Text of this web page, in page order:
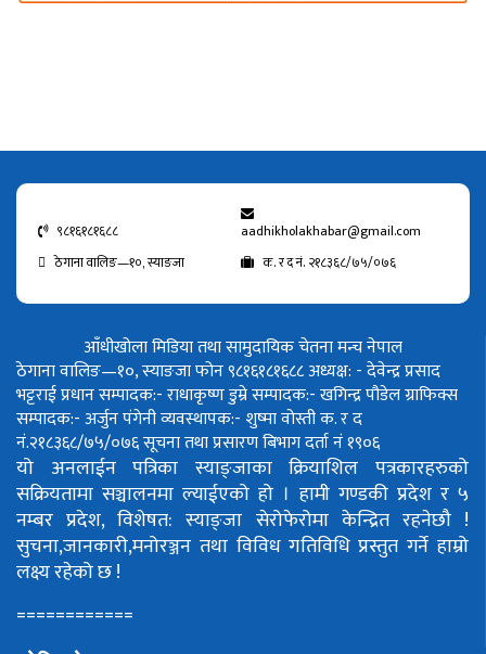
९८१६१८१६८८
aadhikholakhabar@gmail.com
ठेगाना वालिङ—१०, स्याङजा
क. र द नं. २१८३६८/७५/०७६
आँधीखोला मिडिया तथा सामुदायिक चेतना मन्च नेपाल
ठेगाना वालिङ—१०, स्याङजा फोन ९८१६१८१६८८अध्यक्ष: - देवेन्द्र प्रसाद
भट्टराईप्रधान सम्पादक:- राधाकृष्ण डुम्रेसम्पादक:- खगिन्द्र पौडेलग्राफिक्स
सम्पादक:- अर्जुन पंगेनीव्यवस्थापक:- शुष्मा वोस्तीक. र द
नं.२१८३६८/७५/०७६सूचना तथा प्रसारण बिभाग दर्ता नं १९०६
यो अनलाईन पत्रिका स्याङ्जाका क्रियाशिल पत्रकारहरुको
सक्रियतामा सञ्चालनमा ल्याईएको हो । हामी गण्डकी प्रदेश र ५
नम्बर प्रदेश, विशेषत: स्याङ्जा सेरोफेरोमा केन्द्रित रहनेछौ !
सुचना,जानकारी,मनोरञ्जन तथा विविध गतिविधि प्रस्तुत गर्ने हाम्रो
लक्ष्य रहेको छ !
============